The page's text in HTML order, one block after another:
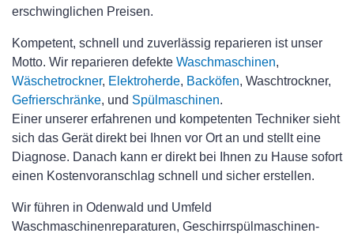
erschwinglichen Preisen.
Kompetent, schnell und zuverlässig reparieren ist unser
Motto. Wir reparieren defekte Waschmaschinen,
Wäschetrockner, Elektroherde, Backöfen, Waschtrockner,
Gefrierschränke, und Spülmaschinen.
Einer unserer erfahrenen und kompetenten Techniker sieht
sich das Gerät direkt bei Ihnen vor Ort an und stellt eine
Diagnose. Danach kann er direkt bei Ihnen zu Hause sofort
einen Kostenvoranschlag schnell und sicher erstellen.
Wir führen in Odenwald und Umfeld
Waschmaschinenreparaturen, Geschirrspülmaschinen-